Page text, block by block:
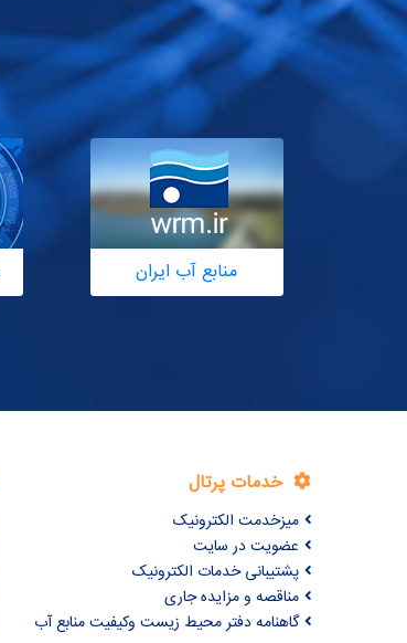
منابع آب ایران
خدمات پرتال
میزخدمت الکترونیک
عضویت در سایت
پشتیبانی خدمات الکترونیک
مناقصه و مزایده جاری
گاهنامه دفتر محیط زیست وکیفیت منابع آب